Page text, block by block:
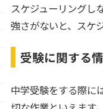
スケジューリングし
強さがないと、スケ
受験に関する
中学受験をする際に